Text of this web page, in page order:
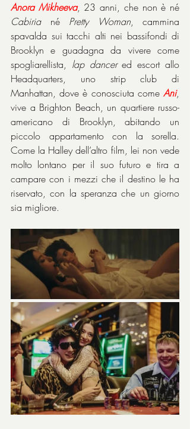
Anora Mikheeva
Cabiria né Pretty Woman, cammina
spavalda sui tacchi alti nei bassifondi di
Brooklyn e guadagna da vivere come
spogliarellista, lap dancer ed escort allo
Headquarters, uno strip club di
Manhattan, dove è conosciuta come Ani,
vive a Brighton Beach, un quartiere russo-
americano di Brooklyn, abitando un
piccolo appartamento con la sorella.
Come la Halley dell’altro film, lei non vede
molto lontano per il suo futuro e tira a
campare con i mezzi che il destino le ha
riservato, con la speranza che un giorno
sia migliore.